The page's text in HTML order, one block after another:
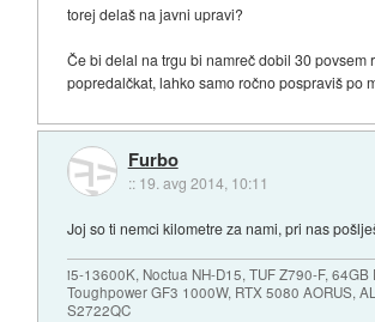
torej delaš na javni upravi?
Če bi delal na trgu bi namreč dobil 30
popredalčkat, lahko samo ročno pospraviš po
Furbo
:: 19. avg 2014, 10:11
Joj so ti nemci kilometre za nami, pri nas
i5-13600K, Noctua NH-D15, TUF Z790-F,
Toughpower GF3 1000W, RTX 5080 AORUS,
S2722QC